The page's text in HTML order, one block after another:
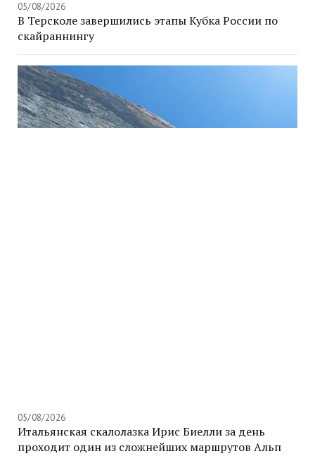
05/08/2026
В Терсколе завершились этапы Кубка России по
скайраннингу
05/08/2026
Итальянская скалолазка Ирис Биелли за день
проходит один из сложнейших маршрутов Альп